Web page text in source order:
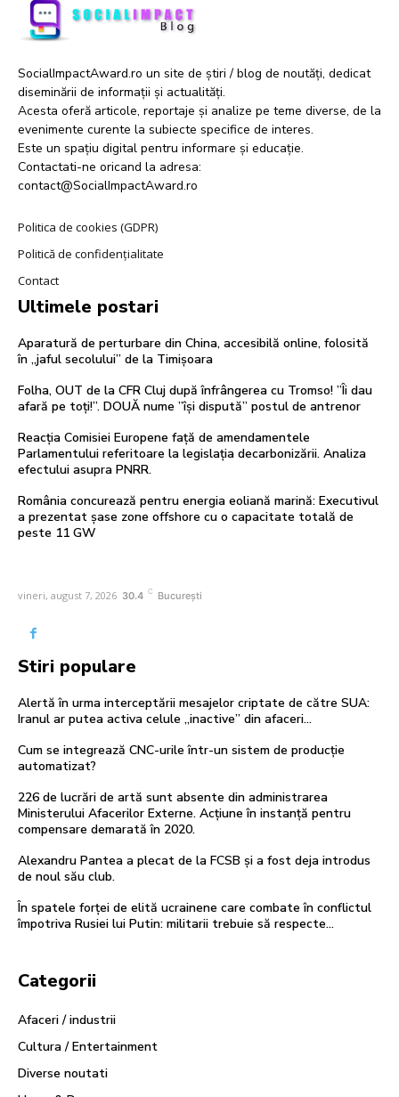
SocialImpactAward.ro un site de știri / blog de noutăți, dedicat
diseminării de informații și actualități.
Acesta oferă articole, reportaje și analize pe teme diverse, de la
evenimente curente la subiecte specifice de interes.
Este un spațiu digital pentru informare și educație.
Contactati-ne oricand la adresa:
contact@SocialImpactAward.ro
Politica de cookies (GDPR)
Politică de confidențialitate
Contact
Ultimele postari
Aparatură de perturbare din China, accesibilă online, folosită
în „jaful secolului” de la Timișoara
Folha, OUT de la CFR Cluj după înfrângerea cu Tromso! ”Îi dau
afară pe toți!”. DOUĂ nume ”își dispută” postul de antrenor
Reacția Comisiei Europene față de amendamentele
Parlamentului referitoare la legislația decarbonizării. Analiza
efectului asupra PNRR.
România concurează pentru energia eoliană marină: Executivul
a prezentat șase zone offshore cu o capacitate totală de
peste 11 GW
vineri, august 7, 2026 30.4 C București
Stiri populare
Alertă în urma interceptării mesajelor criptate de către SUA:
Iranul ar putea activa celule „inactive” din afaceri…
Cum se integrează CNC-urile într-un sistem de producție
automatizat?
226 de lucrări de artă sunt absente din administrarea
Ministerului Afacerilor Externe. Acțiune în instanță pentru
compensare demarată în 2020.
Alexandru Pantea a plecat de la FCSB și a fost deja introdus
de noul său club.
În spatele forței de elită ucrainene care combate în conflictul
împotriva Rusiei lui Putin: militarii trebuie să respecte…
Categorii
Afaceri / industrii
Cultura / Entertainment
Diverse noutati